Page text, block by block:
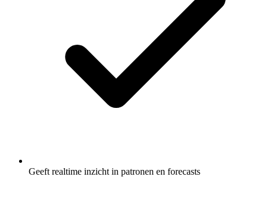
Geeft realtime inzicht in patronen en forecasts